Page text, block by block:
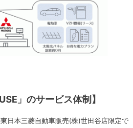
」のサービス体制】
日本三菱自動車販売(株)世田谷店限定で